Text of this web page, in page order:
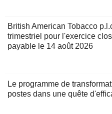
British American Tobacco
trimestriel pour l'exercice
payable le 14 août 2026
Le programme de
postes dans une quête